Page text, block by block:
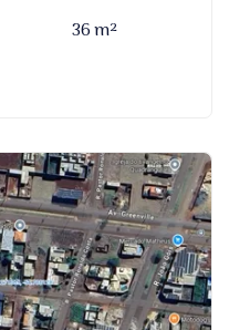
36 m²